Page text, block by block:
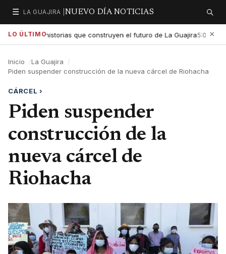
☰
Secciones
LA GUAJIRA | NUEVO DÍA NOTICIAS Buscar
LO ÚLTIMOlas historias que construyen el futuro de La Guajira5:01 PM
×
Inicio
La Guajira
Piden suspender construcción de la nueva cárcel de Riohacha
CÁRCEL›
Piden suspender
construcción de la
nueva cárcel de
Riohacha